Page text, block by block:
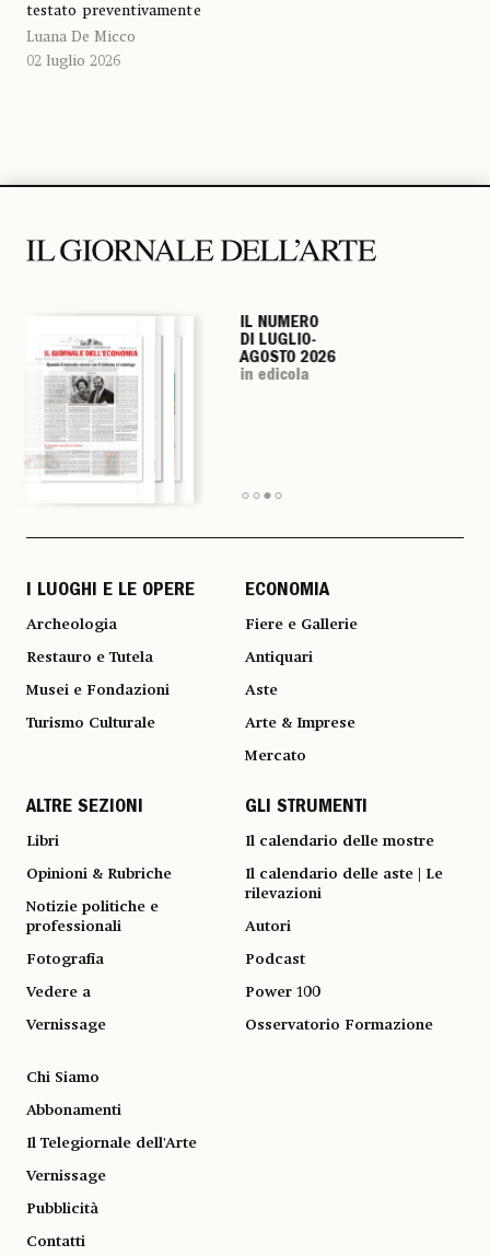
testato preventivamente
Luana De Micco
02 luglio 2026
IL NUMERO
DI LUGLIO-
AGOSTO 2026
in edicola
IL NUMERO
DI LUGLIO-
AGOSTO 2026
in edicola
IL NUMERO
DI LUGLIO-
AGOSTO 2026
in edicola
IL NUMERO
DI LUGLIO-
AGOSTO 2026
in edicola
I LUOGHI E LE OPERE
Archeologia
Restauro e Tutela
Musei e Fondazioni
Turismo Culturale
ECONOMIA
Fiere e Gallerie
Antiquari
Aste
Arte & Imprese
Mercato
ALTRE SEZIONI
Libri
Opinioni & Rubriche
Notizie politiche e
professionali
Fotografia
Vedere a
Vernissage
GLI STRUMENTI
Il calendario delle mostre
Il calendario delle aste | Le
rilevazioni
Autori
Podcast
Power 100
Osservatorio Formazione
Chi Siamo
Abbonamenti
Il Telegiornale dell'Arte
Vernissage
Pubblicità
Contatti